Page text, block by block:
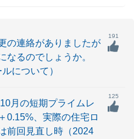
の連絡がありましたが
なるのでしょうか。
について）
191
月の短期プライムレ
0.15%、実際の住宅ロ
前回見直し時（2024
125